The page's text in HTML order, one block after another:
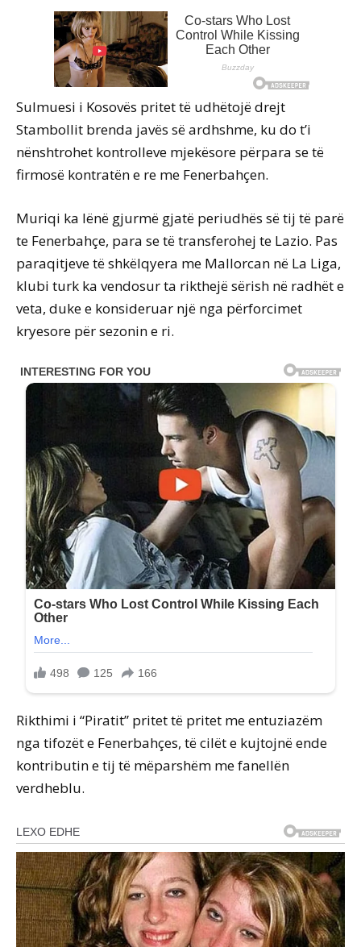
Sulmuesi i Kosovës pritet të udhëtojë drejt
Stambollit brenda javës së ardhshme, ku do t’i
nënshtrohet kontrolleve mjekësore përpara se të
firmosë kontratën e re me Fenerbahçen.
Muriqi ka lënë gjurmë gjatë periudhës së tij të parë
te Fenerbahçe, para se të transferohej te Lazio. Pas
paraqitjeve të shkëlqyera me Mallorcan në La Liga,
klubi turk ka vendosur ta rikthejë sërish në radhët e
veta, duke e konsideruar një nga përforcimet
kryesore për sezonin e ri.
Rikthimi i “Piratit” pritet të pritet me entuziazëm
nga tifozët e Fenerbahçes, të cilët e kujtojnë ende
kontributin e tij të mëparshëm me fanellën
verdheblu.